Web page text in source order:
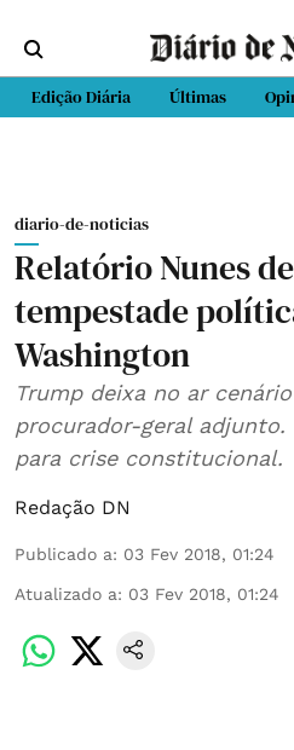
Edição Diária Últimas
diario-de-noticias
Relatório Nunes
tempestade
Washington
Trump deixa no ar
procurador-geral adjunto.
para crise constitucional.
Redação DN
Publicado a: 03 Fev 2018, 01:24
Atualizado a: 03 Fev 2018, 01:24